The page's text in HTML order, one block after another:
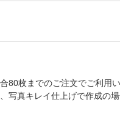
枚までのご注文でご利用い
写真キレイ仕上げで作成の